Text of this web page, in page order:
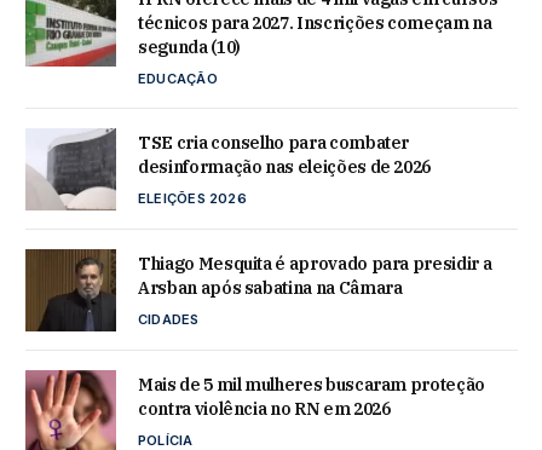
técnicos para 2027. Inscrições começam na
segunda (10)
EDUCAÇÃO
TSE cria conselho para combater
desinformação nas eleições de 2026
ELEIÇÕES 2026
Thiago Mesquita é aprovado para presidir a
Arsban após sabatina na Câmara
CIDADES
Mais de 5 mil mulheres buscaram proteção
contra violência no RN em 2026
POLÍCIA